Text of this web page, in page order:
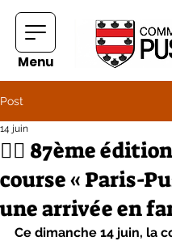
Menu
Post
🚴‍♂️ 87ème
course « Paris-
une arrivée en
14 juin
Ce dimanche 14 juin, la